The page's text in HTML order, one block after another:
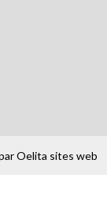
Oelita sites web